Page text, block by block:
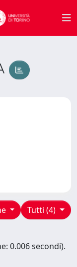
Tutti (4)
0.006 secondi).